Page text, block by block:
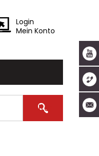
Login
Mein Konto